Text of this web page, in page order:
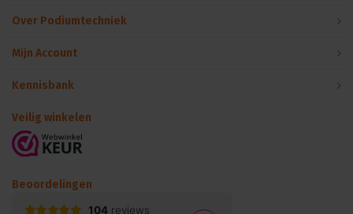
Over Podiumtechniek
Mijn Account
Kennisbank
Veilig winkelen
Beoordelingen